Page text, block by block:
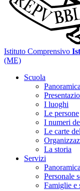
Istituto Comprensivo
(ME)
Scuola
Panoramica
I luoghi
Le persone
I numeri
Le carte
La storia
Servizi
Panoramica
Personale
Famiglie e